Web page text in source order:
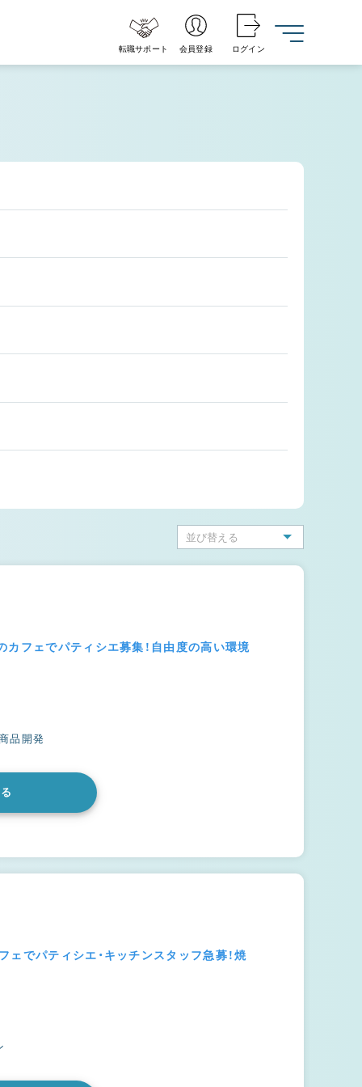
転職サポート 会員登録 ログイン
フェでパティシエ募集！自由度の高い環境
品開発
でパティシエ・キッチンスタッフ急募！焼